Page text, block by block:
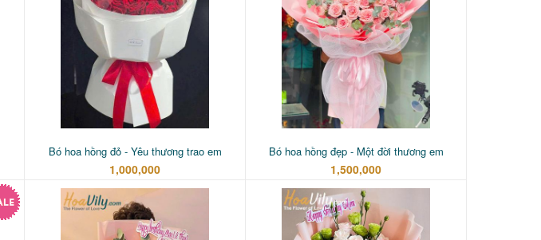
Bó hoa hồng đỏ - Yêu thương trao em
1,000,000
Bó hoa hồng đẹp - Một đời thương em
1,500,000